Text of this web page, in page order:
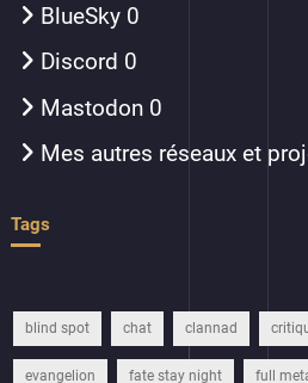
BlueSky 0
Discord 0
Mastodon 0
Mes autres réseaux et
Tags
blind spot chat clannad
evangelion fate stay night full